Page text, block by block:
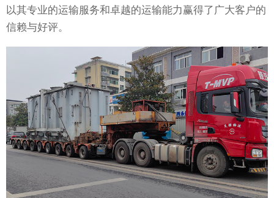
以其专业的运输服务和卓越的运输能力赢得了广大客户的
信赖与好评。